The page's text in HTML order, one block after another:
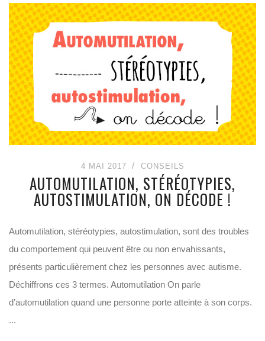
4 MAI 2017 CONSEILS
AUTOMUTILATION, STÉRÉOTYPIES,
AUTOSTIMULATION, ON DÉCODE !
Automutilation, stéréotypies, autostimulation, sont des troubles
du comportement qui peuvent être ou non envahissants,
présents particulièrement chez les personnes avec autisme.
Déchiffrons ces 3 termes. Automutilation On parle
d’automutilation quand une personne porte atteinte à son corps.
...